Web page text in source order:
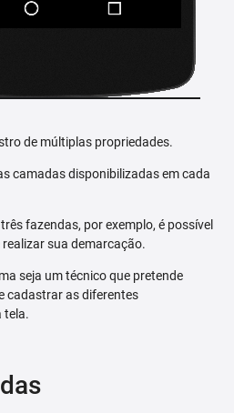
de múltiplas propriedades.
camadas disponibilizadas em cada
fazendas, por exemplo, é possível
sua demarcação.
seja um técnico que pretende
cadastrar as diferentes
tela.